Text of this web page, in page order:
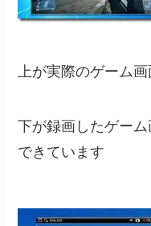
上が実際のゲーム画
下が録画したゲー
できています